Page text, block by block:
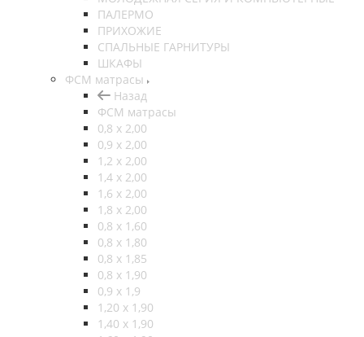
ПАЛЕРМО
ПРИХОЖИЕ
СПАЛЬНЫЕ ГАРНИТУРЫ
ШКАФЫ
ФСМ матрасы
Назад
ФСМ матрасы
0,8 х 2,00
0,9 х 2,00
1,2 х 2,00
1,4 х 2,00
1,6 х 2,00
1,8 х 2,00
0,8 х 1,60
0,8 х 1,80
0,8 х 1,85
0,8 х 1,90
0,9 х 1,9
1,20 х 1,90
1,40 х 1,90